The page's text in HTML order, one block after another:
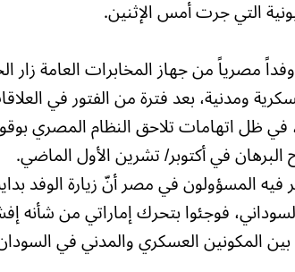
التي جرت أمس الإثنين.
مصرياً من جهاز المخابرات العامة زار
ومدنية، بعد فترة من الفتور في
في ظل اتهامات تلاحق النظام المصري
في أكتوبر/ تشرين الأول الماضي.
المسؤولون في مصر أنّ زيارة الوفد
فوجئوا بتحرك إماراتي من شأنه
بين المكونين العسكري والمدني في